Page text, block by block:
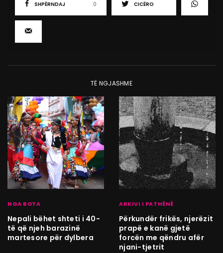
SHPËRNDAJ 0 CICËRO
TË NGJASHME
NGA BOTA
Nepali bëhet shteti i 40-
të që njeh barazinë
martesore për dylbera
ARKIVI I PATHËNË
Përkundër frikës, njerëzit
prapë e kanë gjetë
forcën me qëndru afër
njani-tjetrit